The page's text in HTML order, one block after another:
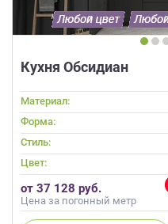
Кухня Обсидиан
Материал:
Форма:
Стиль:
Цвет:
от 37 128 руб.
Цена за погонный метр